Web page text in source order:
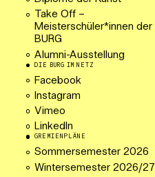
Take Off –
Meisterschüler*innen der
BURG
Alumni-Ausstellung
DIE BURG IM NETZ
Facebook
Instagram
Vimeo
LinkedIn
GREMIENPLÄNE
Sommersemester 2026
Wintersemester 2026/27